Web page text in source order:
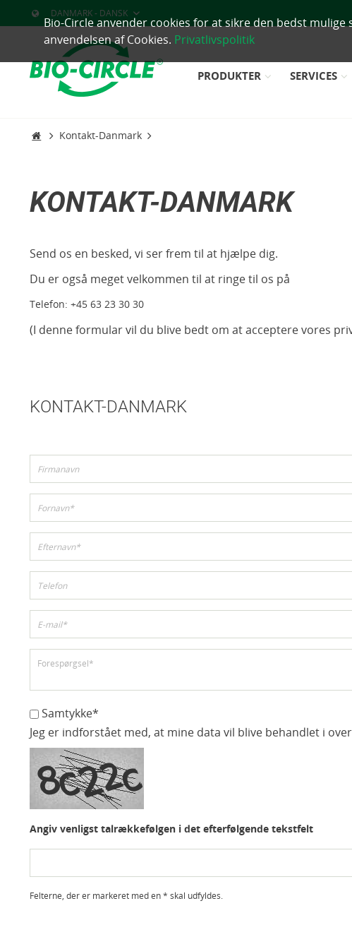
Bio-Circle anvender cookies for at sikre den bedst
anvendelsen af Cookies. Privatlivspolitik
DANMARK - DANSK
PRODUKTER SERVICES
Kontakt-Danmark
KONTAKT-DANMARK
Send os en besked, vi ser frem til at hjælpe dig.
Du er også meget velkommen til at ringe til os på
Telefon: +45 63 23 30 30
(I denne formular vil du blive bedt om at acceptere vores
KONTAKT-DANMARK
Samtykke*
Jeg er indforstået med, at mine data vil blive behandlet i
Angiv venligst talrækkefølgen i det efterfølgende tekstfelt
Felterne, der er markeret med en * skal udfyldes.